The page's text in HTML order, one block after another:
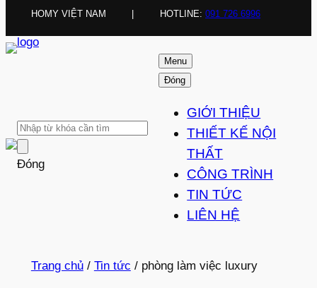
HOMY VIỆT NAM HOTLINE:091 726 6996
Đóng
Menu
Đóng
GIỚI THIỆU
THIẾT KẾ NỘI
THẤT
CÔNG TRÌNH
TIN TỨC
LIÊN HỆ
Trang chủ/ Tin tức / phòng làm việc luxury